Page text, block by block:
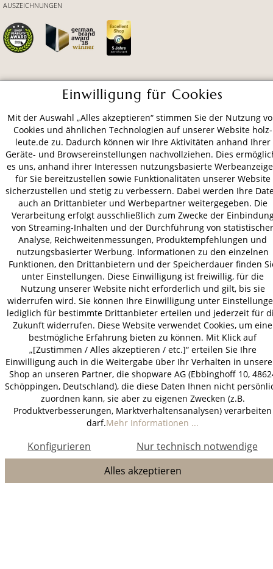
VERSAND
AUSZEICHNUNGEN
AGB Datenschutz
Impressum
© 2026 HOLZ-LEUTE
* Alle Preise inkl. gesetzl. Mehrwertsteuer zzgl.Versandkosten.
Einwilligung für Cookies
Mit der Auswahl „Alles akzeptieren“ stimmen Sie der Nutzung
Cookies und ähnlichen Technologien auf unserer Website holz-
leute.de zu. Dadurch können wir Ihre Aktivitäten anhand Ihrer
Geräte- und Browsereinstellungen nachvollziehen. Dies
es uns, anhand ihrer Interessen nutzungsbasierte
für Sie bereitzustellen sowie Funktionalitäten unserer Website
sicherzustellen und stetig zu verbessern. Dabei werden Ihre
auch an Drittanbieter und Werbepartner weitergegeben. Die
Verarbeitung erfolgt ausschließlich zum Zwecke der
von Streaming-Inhalten und der Durchführung von statistischer
Analyse, Reichweitenmessungen, Produktempfehlungen und
nutzungsbasierter Werbung. Informationen zu den einzelnen
Funktionen, den Drittanbietern und der Speicherdauer finden
unter Einstellungen. Diese Einwilligung ist freiwillig, für die
Nutzung unserer Website nicht erforderlich und gilt, bis sie
widerrufen wird. Sie können Ihre Einwilligung unter
lediglich für bestimmte Drittanbieter erteilen und jederzeit für
Zukunft widerrufen. Diese Website verwendet Cookies, um eine
bestmögliche Erfahrung bieten zu können. Mit Klick auf
„[Zustimmen / Alles akzeptieren / etc.]“ erteilen Sie Ihre
Einwilligung auch in die Weitergabe über Ihr Verhalten in
Shop an unseren Partner, die shopware AG (Ebbinghoff 10,
Schöppingen, Deutschland), die diese Daten Ihnen nicht
zuordnen kann, sie aber zu eigenen Zwecken (z.B.
Produktverbesserungen, Marktverhaltensanalysen) verarbeiten
darf.Mehr Informationen ...
Nur technisch notwendige
Konfigurieren
Alles akzeptieren